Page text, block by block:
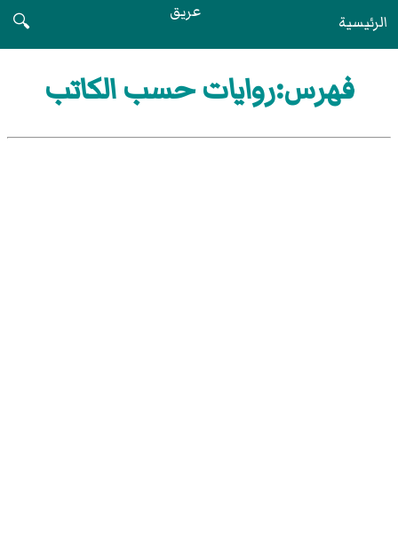
الرئيسية عريق
🔍
فهرس:روايات حسب الكاتب